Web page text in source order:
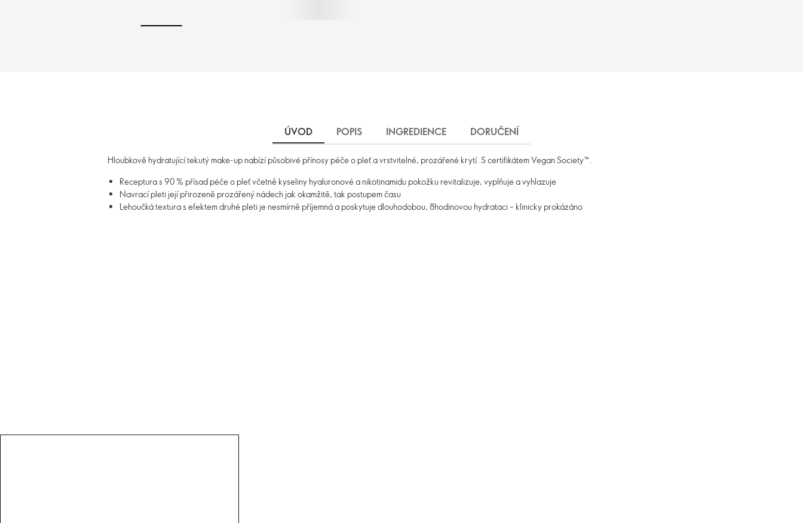
ÚVOD POPIS INGREDIENCE DORUČENÍ
Hloubkově hydratující tekutý make-up nabízí působivé přínosy péče o pleť a vrstvitelné, prozářené krytí. S certifikátem Vegan Society™.
Receptura s 90 % přísad péče o pleť včetně kyseliny hyaluronové a nikotinamidu pokožku revitalizuje, vyplňuje a vyhlazuje
Navrací pleti její přirozeně prozářený nádech jak okamžitě, tak postupem času
Lehoučká textura s efektem druhé pleti je nesmírně příjemná a poskytuje dlouhodobou, 8hodinovou hydrataci – klinicky prokázáno